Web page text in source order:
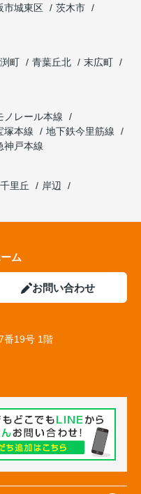
市城東区
茨木市
町 青葉丘北
末広町
ノレール本線
塚本線
地下鉄今里筋線
神戸本線
千里丘
岸辺
ム
お問い合わせ
番19号 1階